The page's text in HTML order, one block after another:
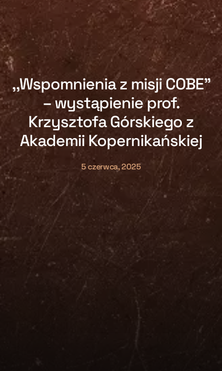
,,Wspomnienia z misji COBE”
– wystąpienie prof.
Krzysztofa Górskiego z
Akademii Kopernikańskiej
5 czerwca, 2025